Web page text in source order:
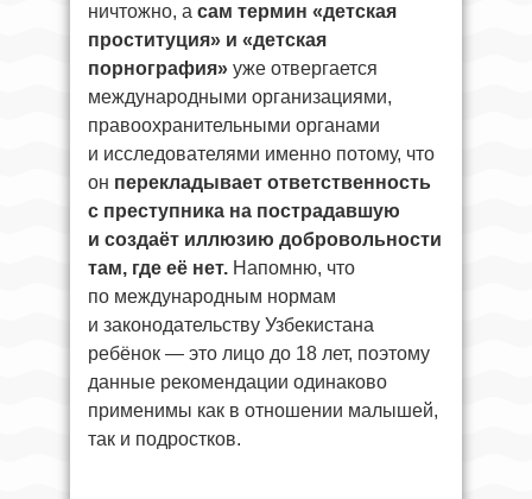
ничтожно, а сам термин «детская
проституция» и «детская
порнография» уже отвергается
международными организациями,
правоохранительными органами
и исследователями именно потому, что
он перекладывает ответственность
с преступника на пострадавшую
и создаёт иллюзию добровольности
там, где её нет. Напомню, что
по международным нормам
и законодательству Узбекистана
ребёнок — это лицо до 18 лет, поэтому
данные рекомендации одинаково
применимы как в отношении малышей,
так и подростков.